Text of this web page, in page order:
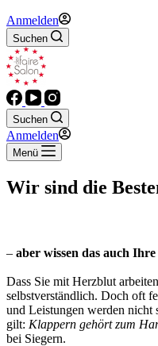
Anmelden
Suchen
Suchen
Anmelden
Menü
Wir sind die
– aber wissen das auch
Dass Sie mit Herzblut
selbstverständlich. Doch oft
und Leistungen werden nicht
gilt: Klappern gehört zum
bei Siegern.